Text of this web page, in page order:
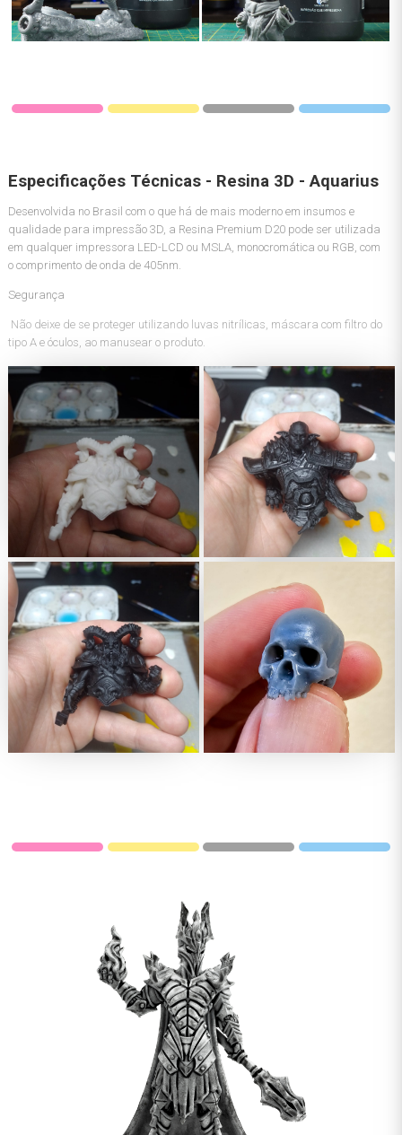
Especificações Técnicas - Resina 3D - Aquarius
Desenvolvida no Brasil com o que há de mais moderno em insumos e
qualidade para impressão 3D, a Resina Premium D20 pode ser utilizada
em qualquer impressora LED-LCD ou MSLA, monocromática ou RGB, com
o comprimento de onda de 405nm.
Segurança
Não deixe de se proteger utilizando luvas nitrílicas, máscara com filtro do
tipo A e óculos, ao manusear o produto.